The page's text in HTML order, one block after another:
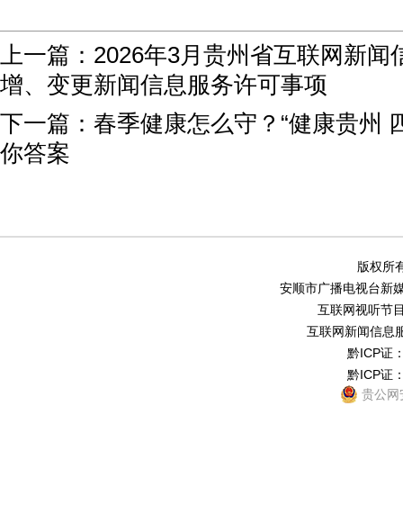
上一篇： 2026年3月贵州省互联网新闻
增、变更新闻信息服务许可事项
下一篇： 春季健康怎么守？“健康贵州
你答案
版权所
安顺市广播电视台新
互联网视听节
互联网新闻信息
黔ICP证
黔ICP证
贵公